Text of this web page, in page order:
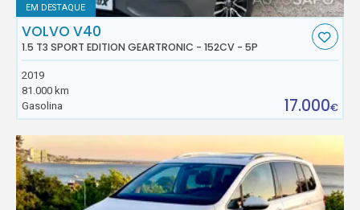
EM DESTAQUE
VOLVO V40
1.5 T3 SPORT EDITION GEARTRONIC - 152CV - 5P
2019
81.000 km
Gasolina
17.000€